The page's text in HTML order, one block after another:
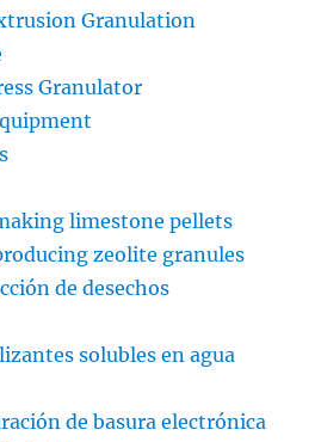
Granulation
Granulator
limestone pellets
zeolite granules
de desechos
solubles en agua
de basura electrónica